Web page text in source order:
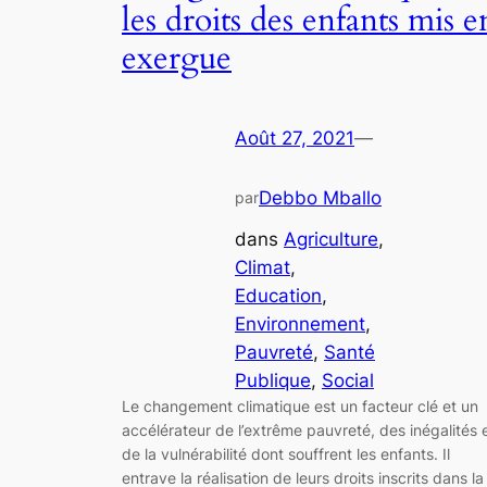
les droits des enfants mis
exergue
Août 27, 2021—
parDebbo Mballo
dans Agriculture
Climat
Education
Environnement
Pauvreté, Santé
Publique, Social
Le changement climatique est un facteur clé et un
accélérateur de l’extrême pauvreté, des inégalités
de la vulnérabilité dont souffrent les enfants. Il
entrave la réalisation de leurs droits inscrits dans la